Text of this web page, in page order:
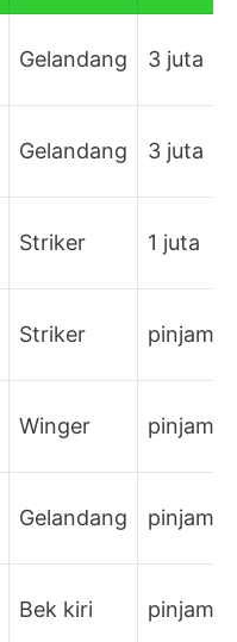
Gelandang 3 juta
Gelandang 3 juta
Striker 1 juta
Striker pinjam
Winger pinjam
Gelandang pinjam
Bek kiri pinjam